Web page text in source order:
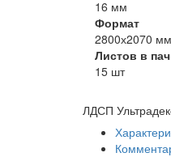
16 мм
Формат
2800х2070 мм
Листов в
15 шт
ЛДСП